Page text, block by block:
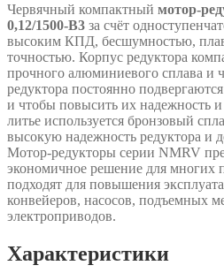
Червячный компактный мотор-
0,12/1500-В3 за счёт
высоким КПД, бесшумностью,
точностью. Корпус редуктора
прочного алюминиевого сплава и
редуктора постоянно
и чтобы повысить их надежность и
литье используется бронзовый
высокую надежность редуктора и
Мотор-редукторы серии NMRV
экономичное решение для многих
подходят для повышения
конвейеров, насосов, подъемных
электроприводов.
Характеристики